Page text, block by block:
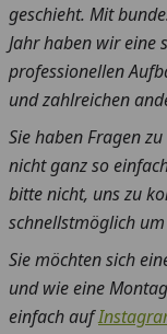
geschieht. Mit
Jahr haben wir eine
professionellen
und zahlreichen
Sie haben Fragen
nicht ganz so
bitte nicht, uns zu
schnellstmöglich
Sie möchten sich
und wie eine
einfach auf